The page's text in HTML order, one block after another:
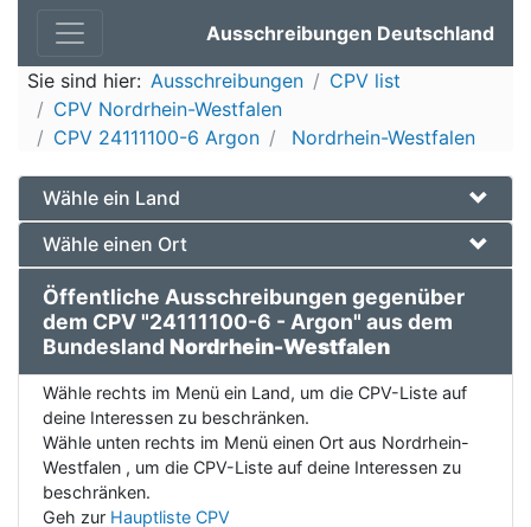
Ausschreibungen Deutschland
Sie sind hier: Ausschreibungen
CPV list
CPV Nordrhein-Westfalen
CPV 24111100-6 Argon
Nordrhein-Westfalen
Wähle ein Land
Wähle einen Ort
Öffentliche Ausschreibungen gegenüber
dem CPV "24111100-6 - Argon" aus dem
Bundesland Nordrhein-Westfalen
Wähle rechts im Menü ein Land, um die CPV-Liste auf
deine Interessen zu beschränken.
Wähle unten rechts im Menü einen Ort aus Nordrhein-
Westfalen , um die CPV-Liste auf deine Interessen zu
beschränken.
Geh zur Hauptliste CPV